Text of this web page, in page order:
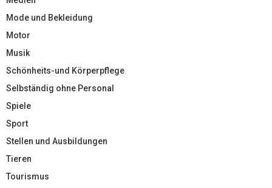
Mode und Bekleidung
Motor
Musik
Schönheits-und Körperpflege
Selbständig ohne Personal
Spiele
Sport
Stellen und Ausbildungen
Tieren
Tourismus